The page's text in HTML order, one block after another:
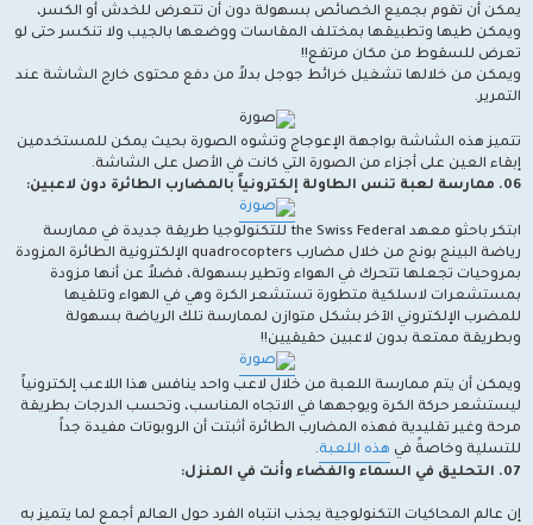
يمكن أن تقوم بجميع الخصائص بسهولة دون أن تتعرض للخدش أو الكسر،
ويمكن طيها وتطبيقها بمختلف المقاسات ووضعها بالجيب ولا تنكسر حتى لو
تعرض للسقوط من مكان مرتفع!!
ويمكن من خلالها تشغيل خرائط جوجل بدلاً من دفع محتوى خارج الشاشة عند
التمرير.
تتميز هذه الشاشة بواجهة الإعوجاج وتشوه الصورة بحيث يمكن للمستخدمين
إبقاء العين على أجزاء من الصورة التي كانت في الأصل على الشاشة.
06. ممارسة لعبة تنس الطاولة إلكترونياً بالمضارب الطائرة دون لاعبين:
ابتكر باحثو معهد the Swiss Federal للتكنولوجيا طريقة جديدة في ممارسة
رياضة البينج بونج من خلال مضارب quadrocopters الإلكترونية الطائرة المزودة
بمروحيات تجعلها تتحرك في الهواء وتطير بسهولة، فضلاً عن أنها مزودة
بمستشعرات لاسلكية متطورة تستشعر الكرة وهي في الهواء وتلقيها
للمضرب الإلكتروني الآخر بشكل متوازن لممارسة تلك الرياضة بسهولة
وبطريقة ممتعة بدون لاعبين حقيقيين!!
ويمكن أن يتم ممارسة اللعبة من خلال لاعب واحد ينافس هذا اللاعب إلكترونياً
ليستشعر حركة الكرة ويوجهها في الاتجاه المناسب، وتحسب الدرجات بطريقة
مرحة وغير تقليدية فهذه المضارب الطائرة أثبتت أن الروبوتات مفيدة جداً
للتسلية وخاصةً في هذه اللعبة.
07. التحليق في السماء والفضاء وأنت في المنزل:
إن عالم المحاكيات التكنولوجية يجذب انتباه الفرد حول العالم أجمع لما يتميز به